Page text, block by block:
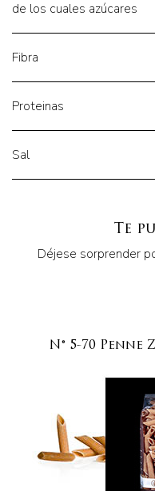
de los cuales azúcares
Fibra
Proteinas
Sal
Te
Déjese sorprender
N° 5-70